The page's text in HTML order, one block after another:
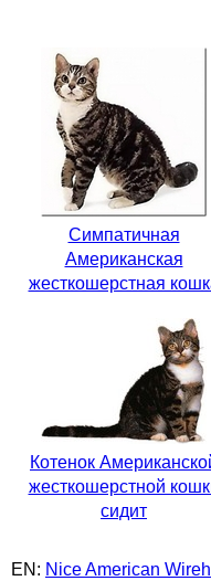
Симпатичная
Американская
жесткошерстная
Котенок
жесткошерстной
сидит
EN: Nice American